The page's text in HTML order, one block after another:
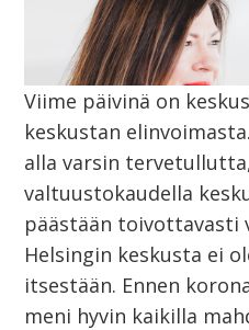
Viime päivinä on
keskustan
alla varsin
valtuustokaudella
päästään toivottavasti
Helsingin keskusta ei
itsestään. Ennen
meni hyvin kaikilla